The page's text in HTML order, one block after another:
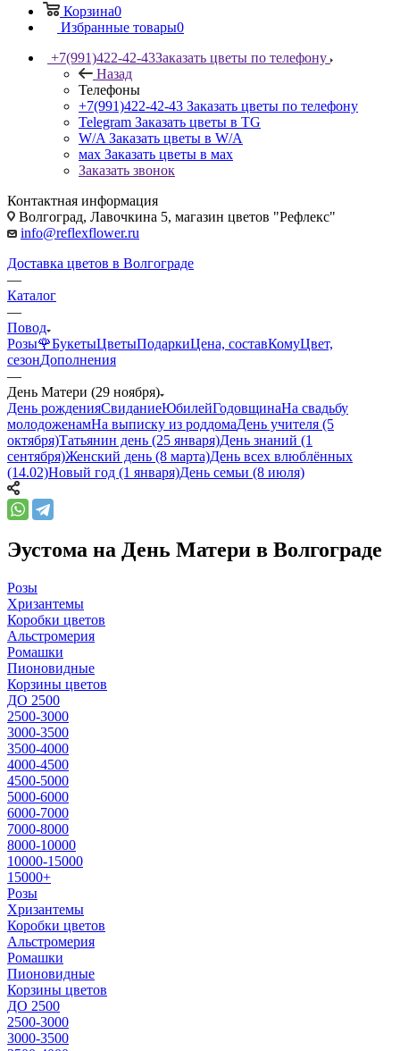
Корзина0
Избранные товары0
+7(991)422-42-43Заказать цветы по телефону
Назад
Телефоны
+7(991)422-42-43 Заказать цветы по телефону
Telegram Заказать цветы в TG
W/A Заказать цветы в W/A
мах Заказать цветы в мах
Заказать звонок
Контактная информация
Волгоград, Лавочкина 5, магазин цветов "Рефлекс"
info@reflexflower.ru
Доставка цветов в Волгограде
—
Каталог
—
Повод
Розы🌹БукетыЦветыПодаркиЦена, составКомуЦвет,
сезонДополнения
—
День Матери (29 ноября)
День рожденияСвиданиеЮбилейГодовщинаНа свадьбу
молодоженамНа выписку из роддомаДень учителя (5
октября)Татьянин день (25 января)День знаний (1
сентября)Женский день (8 марта)День всех влюблённых
(14.02)Новый год (1 января)День семьи (8 июля)
Эустома на День Матери в Волгограде
Розы
Хризантемы
Коробки цветов
Альстромерия
Ромашки
Пионовидные
Корзины цветов
ДО 2500
2500-3000
3000-3500
3500-4000
4000-4500
4500-5000
5000-6000
6000-7000
7000-8000
8000-10000
10000-15000
15000+
Розы
Хризантемы
Коробки цветов
Альстромерия
Ромашки
Пионовидные
Корзины цветов
ДО 2500
2500-3000
3000-3500